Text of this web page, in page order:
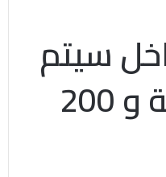
سيتم
بواقع 500 طن لكل عاصمة جهوية و 200